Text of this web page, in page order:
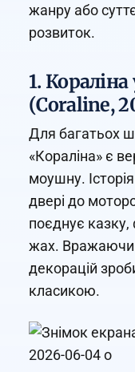
жанру або
розвиток.
1.
(Coraline,
Для багатьох
«Кораліна» є
моушну.
двері до
поєднує казку,
жах.
декорацій
класикою.